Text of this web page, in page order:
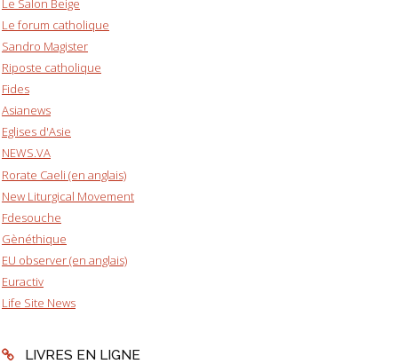
Le forum catholique
Sandro Magister
Riposte catholique
Fides
Asianews
Eglises d'Asie
NEWS.VA
Rorate Caeli (en anglais)
New Liturgical Movement
Fdesouche
Gènéthique
EU observer (en anglais)
Euractiv
Life Site News
LIVRES EN LIGNE